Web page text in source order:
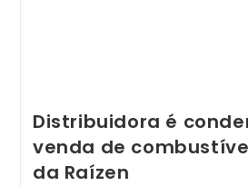
Distribuidora é
venda de
da Raízen